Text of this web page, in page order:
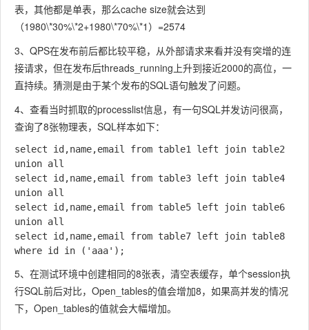
表，其他都是单表，那么cache size就会达到
（1980\*30%\*2+1980\*70%\*1）=2574
3、QPS在发布前后都比较平稳，从外部请求来看并没有突增的连
接请求，但在发布后threads_running上升到接近2000的高位，一
直持续。猜测是由于某个发布的SQL语句触发了问题。
4、查看当时抓取的processlist信息，有一句SQL并发访问很高，
查询了8张物理表，SQL样本如下：
select id,name,email from table1 left join table2
union all
select id,name,email from table3 left join table4
union all
select id,name,email from table5 left join table6
union all
select id,name,email from table7 left join table8
where id in ('aaa');
5、在测试环境中创建相同的8张表，清空表缓存，单个session执
行SQL前后对比，Open_tables的值会增加8，如果高并发的情况
下，Open_tables的值就会大幅增加。